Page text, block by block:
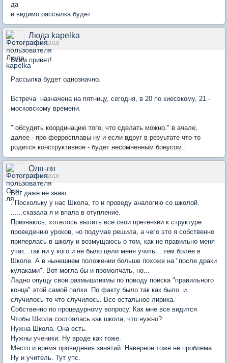
да
и видимо рассылка будет
Люда kapelka
16 ноя 2018
Всем привет!
Рассылка будет однозначно.
Встреча назначена на пятницу, сегодня, в 20 по киесвкому, 21 -
московскому времени.
" обсудить координацию того, что сделать можно." в ачале,
далее - про ферросплавы ну и если вдруг в резуьтате что-то
родится конструктивное - будет несомненным бонусом.
Оля-ля
16 ноя 2018
Вот даже не знаю...
. Поскольку у нас Школа, то и проведу аналогию со школой.
......сказала я и впала в отупление.
Признаюсь, хотелось вылить все свои претензии к структуре
проведению уроков, но подумав решила, а чего это я собственно
приперлась в школу и возмущаюсь о том, как не правильно меня
учат...так ни у кого и не было цели меня учить... тем более в
Школе. А в нынешнем положении больше похоже на "после драки
кулаками". Вот могла бы и промолчать, но...
Ладно опущу свои размышлизмы по поводу поиска "правильного
конца" этой самой палки. По факту было так как было и
случилось то что случилось. Все остальное лирика.
Собственно по процедурному вопросу. Как мне все видится
Чтобы Школа состоялась как школа, что нужно?
Нужна Школа. Она есть.
Нужны ученики. Ну вроде как тоже.
Место и время проведения занятий. Наверное тоже не проблема.
Ну и учитель. Тут упс.